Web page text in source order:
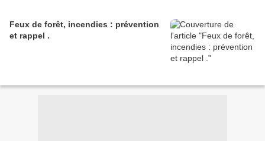
Feux de forêt, incendies : prévention
et rappel .